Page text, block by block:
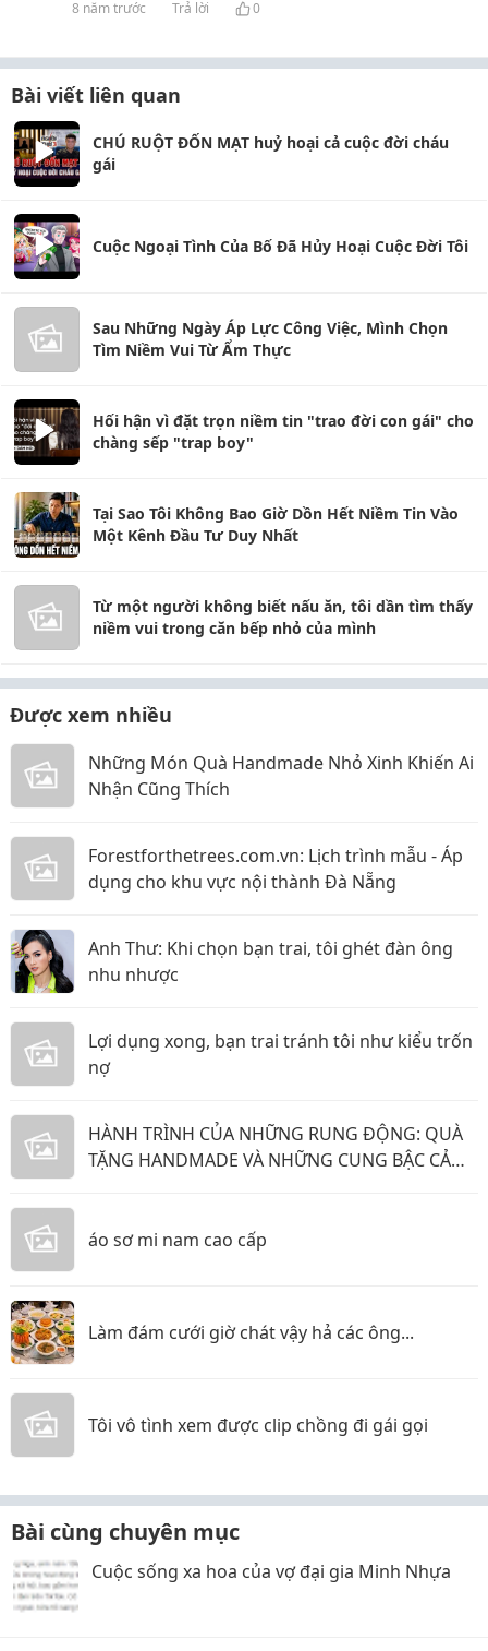
8 năm trước Trả lời 0
Bài viết liên quan
CHÚ RUỘT ĐỐN MẠT huỷ hoại cả cuộc đời cháu
gái
Cuộc Ngoại Tình Của Bố Đã Hủy Hoại Cuộc Đời Tôi
Sau Những Ngày Áp Lực Công Việc, Mình Chọn
Tìm Niềm Vui Từ Ẩm Thực
Hối hận vì đặt trọn niềm tin "trao đời con gái" cho
chàng sếp "trap boy"
Tại Sao Tôi Không Bao Giờ Dồn Hết Niềm Tin Vào
Một Kênh Đầu Tư Duy Nhất
Từ một người không biết nấu ăn, tôi dần tìm thấy
niềm vui trong căn bếp nhỏ của mình
Được xem nhiều
Những Món Quà Handmade Nhỏ Xinh Khiến Ai
Nhận Cũng Thích
Forestforthetrees.com.vn: Lịch trình mẫu - Áp
dụng cho khu vực nội thành Đà Nẵng
Anh Thư: Khi chọn bạn trai, tôi ghét đàn ông
nhu nhược
Lợi dụng xong, bạn trai tránh tôi như kiểu trốn
nợ
HÀNH TRÌNH CỦA NHỮNG RUNG ĐỘNG: QUÀ
TẶNG HANDMADE VÀ NHỮNG CUNG BẬC CẢM
áo sơ mi nam cao cấp
Làm đám cưới giờ chát vậy hả các ông...
Tôi vô tình xem được clip chồng đi gái gọi
Bài cùng chuyên mục
Cuộc sống xa hoa của vợ đại gia Minh Nhựa